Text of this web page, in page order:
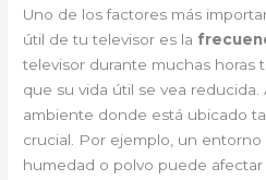
Uno de los factores más
útil de tu televisor es la
televisor durante muchas horas
que su vida útil se vea reducida.
ambiente donde está ubicado
crucial. Por ejemplo, un
humedad o polvo puede